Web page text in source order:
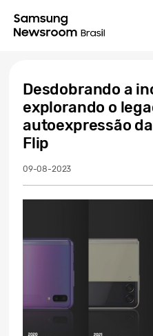
Desdobrando a
explorando o
autoexpressão
Flip
09-08-2023